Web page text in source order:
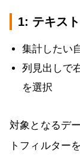
1: テキス
集計したい
列見出しで
を選択
対象となるデ
トフィルター